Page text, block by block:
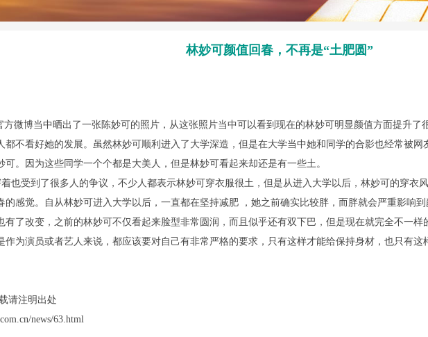
林妙可颜值回春，不再是“土肥圆”
微博当中晒出了一张陈妙可的照片，从这张照片当中可以看到现在的林妙可明显颜值方面提升
都不看好她的发展。虽然林妙可顺利进入了大学深造，但是在大学当中她和同学的合影也经常被
。因为这些同学一个个都是大美人，但是林妙可看起来却还是有一些土。
到了很多人的争议，不少人都表示林妙可穿衣服很土，但是从进入大学以后，林妙可的穿衣
的感觉。自从林妙可进入大学以后，一直都在坚持减肥 ，她之前确实比较胖，而胖就会严重影响
有了改变，之前的林妙可不仅看起来脸型非常圆润，而且似乎还有双下巴，但是现在就完全不一
作为演员或者艺人来说，都应该要对自己有非常严格的要求，只有这样才能给保持身材，也只有
请注明出处
news/63.html